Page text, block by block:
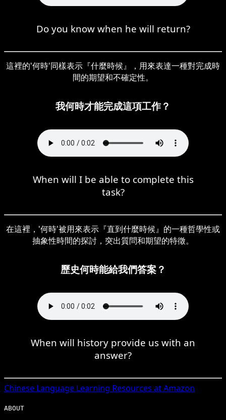
Do you know when he will return?
這裡的'何時'同樣表示『什麼時候』，用來表達一種對完成時
間的期望和不確定性。
我何時才能完成這項工作？
When will I be able to complete this
task?
在這裡，'何時'被用來表示『直到什麼時候』的一種哲學性或
抽象性時間的探討，突出質問和期望的特徵。
歷史何時能給我們答案？
When will history provide us with an
answer?
Chinese Language Learning Resources at Amazon
ABOUT